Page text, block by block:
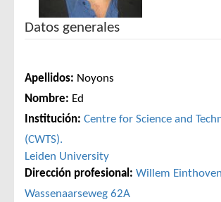
Datos generales
Apellidos: Noyons
Nombre: Ed
Institución: Centre for Science and
(CWTS).
Leiden University
Dirección profesional: Willem
Wassenaarseweg 62A